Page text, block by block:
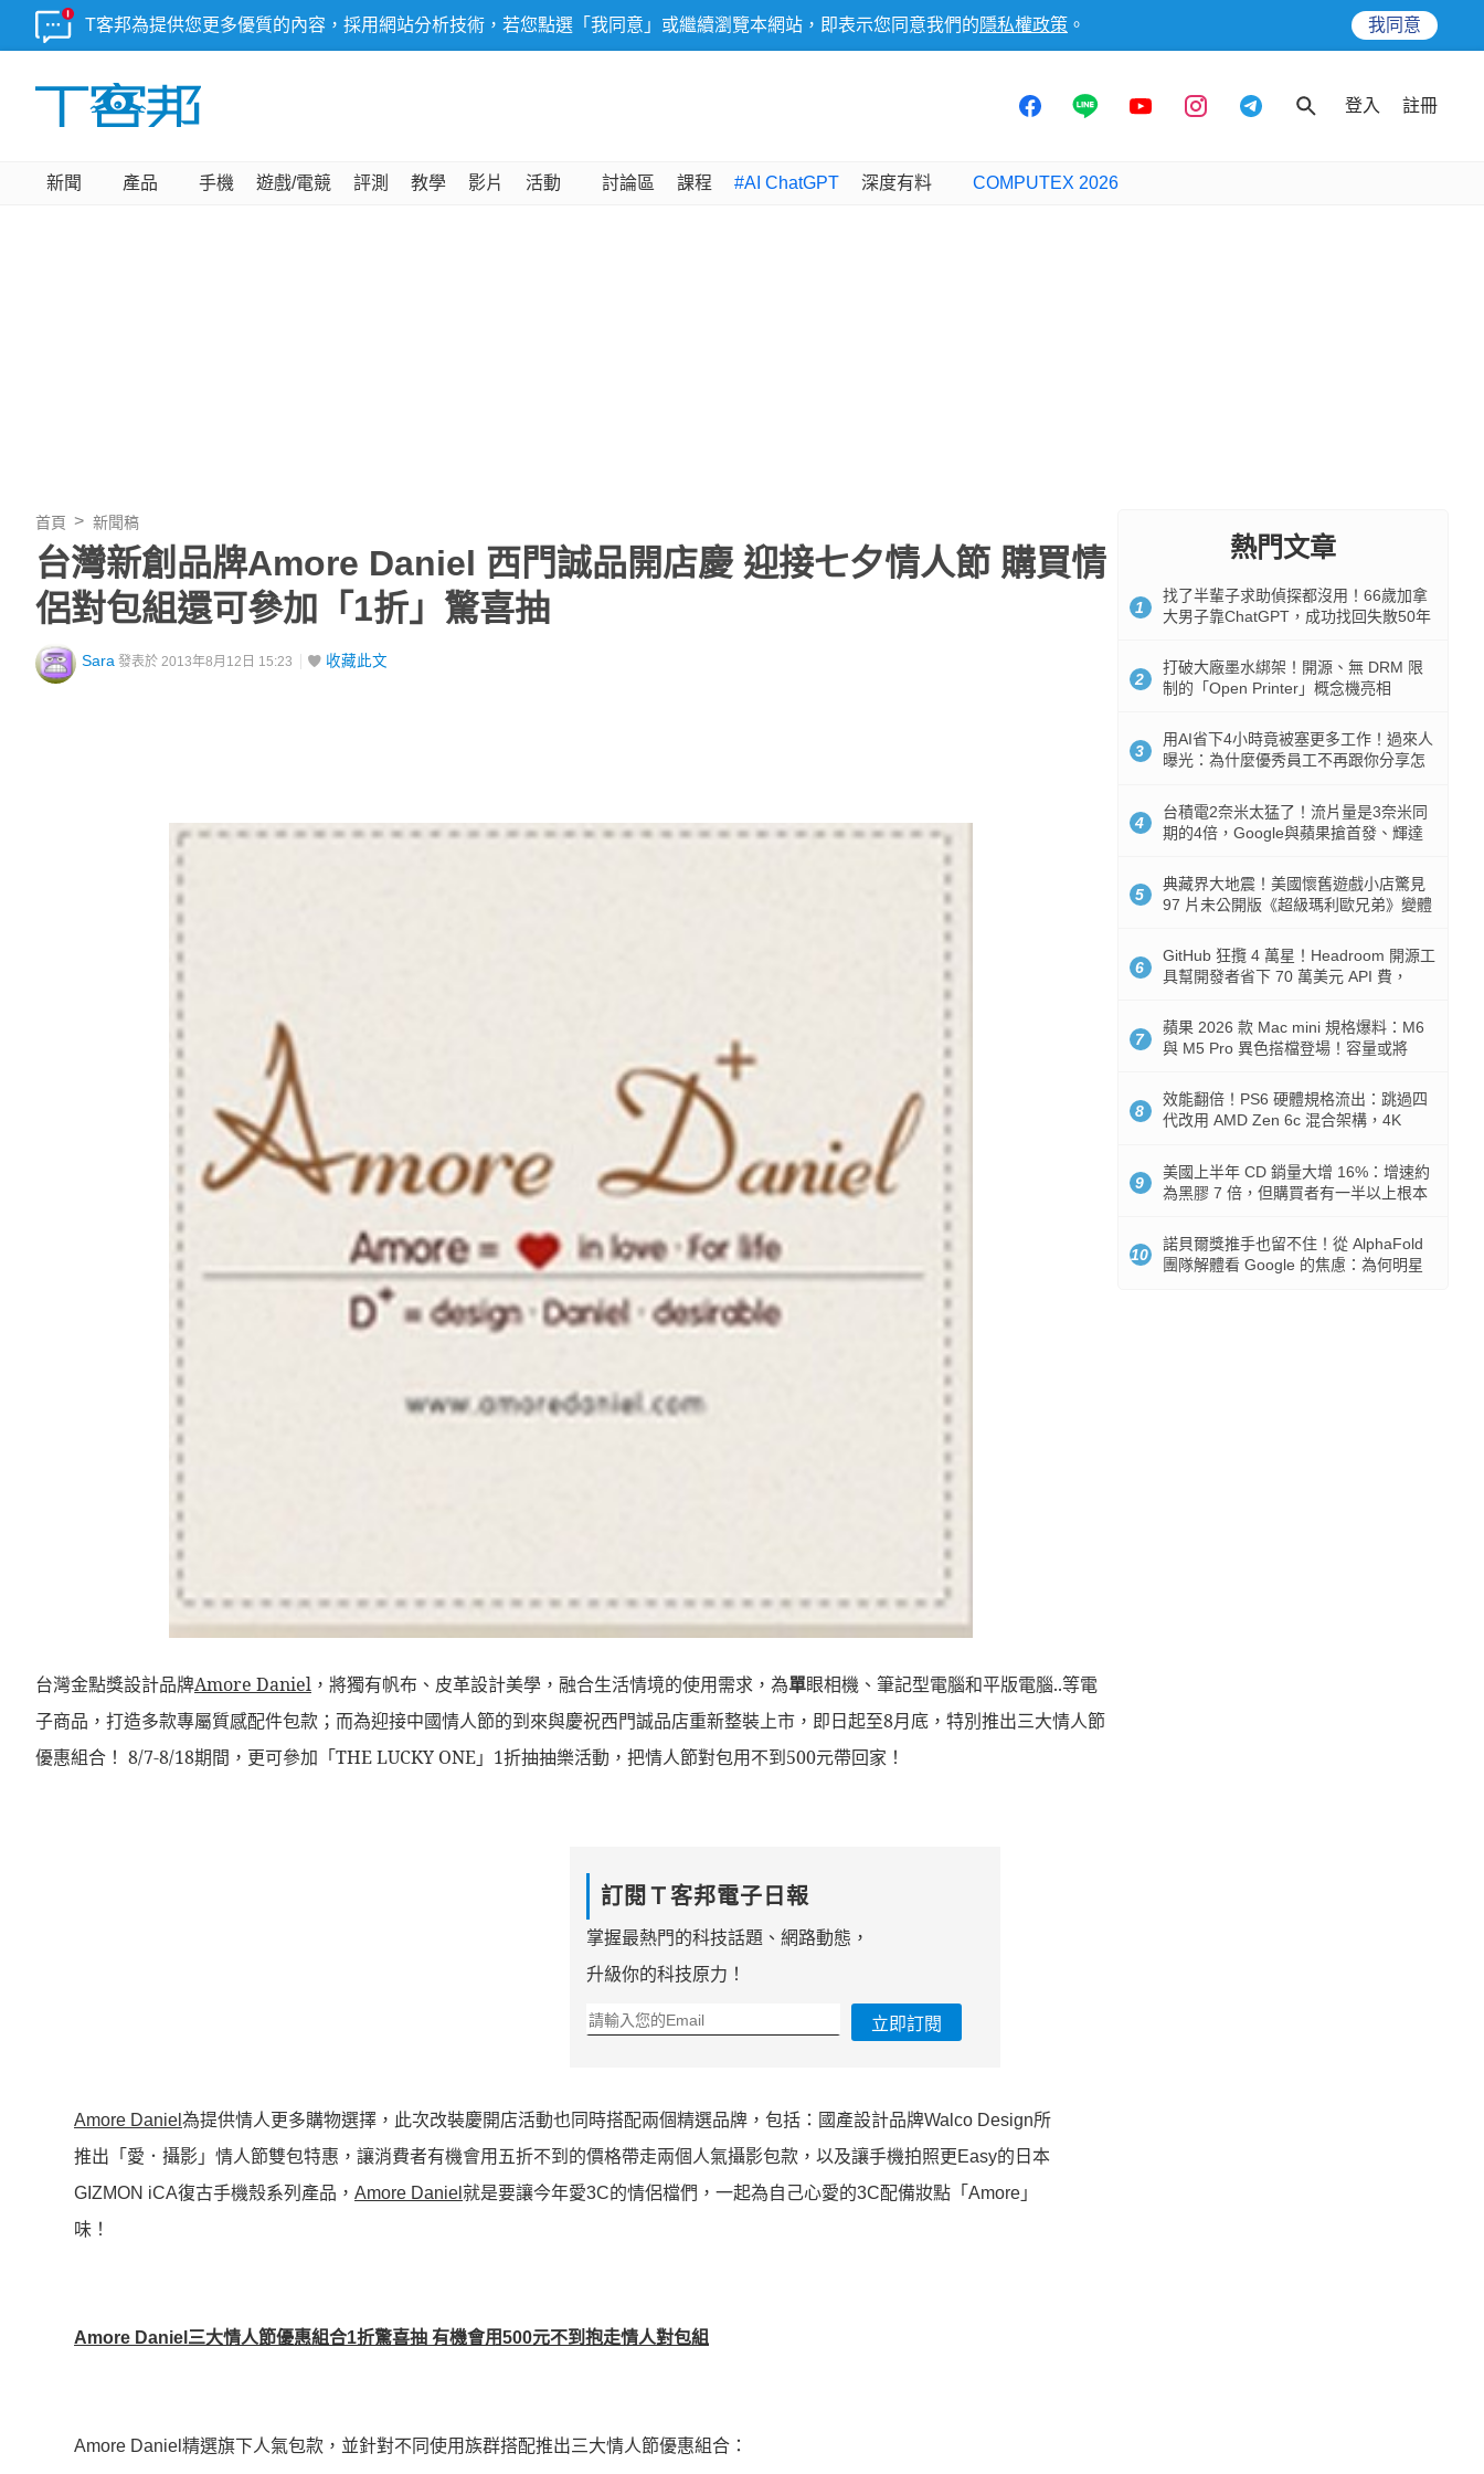
T客邦為提供您更多優質的內容，採用網站分析技術，若您點選「我同意」或繼續瀏覽本網站，即表示您同意我們的 隱私權政策 。 我同意
登入 註冊
新聞 產品 手機 遊戲/電競 評測 教學 影片 活動 討論區 課程 #AI ChatGPT 深度有料 COMPUTEX 2026
首頁 新聞稿
台灣新創品牌Amore Daniel 西門誠品開店慶 迎接七夕情人節 購買情
侶對包組還可參加「1折」驚喜抽
Sara 發表於 2013年8月12日 15:23 收藏此文
台灣金點獎設計品牌Amore Daniel ，將獨有帆布、皮革設計美學，融合生活情境的使用需求，為單眼相機、筆記型電腦和平版電腦..等電
子商品，打造多款專屬質感配件包款；而為迎接中國情人節的到來與慶祝西門誠品店重新整裝上市，即日起至8月底，特別推出三大情人節
優惠組合！ 8/7-8/18期間，更可參加「THE LUCKY ONE」 1折抽抽樂活動，把情人節對包用不到500元帶回家！
訂閱Ｔ客邦電子日報
掌握最熱門的科技話題、網路動態，
升級你的科技原力！
立即訂閱
Amore Daniel 為提供情人更多購物選擇，此次改裝慶開店活動也同時搭配兩個精選品牌，包括：國產設計品牌Walco Design所
推出「愛．攝影」情人節雙包特惠，讓消費者有機會用五折不到的價格帶走兩個人氣攝影包款，以及讓手機拍照更Easy的日本
GIZMON iCA復古手機殼系列產品， Amore Daniel 就是要讓今年愛3C的情侶檔們，一起為自己心愛的3C配備妝點「Amore」
味！
Amore Daniel 三大情人節優惠組合1折驚喜抽 有機會用500元不到抱走情人對包組
Amore Daniel精選旗下人氣包款，並針對不同使用族群搭配推出三大情人節優惠組合：
熱門文章
1
找了半輩子求助偵探都沒用！66歲加拿
大男子靠ChatGPT，成功找回失散50年
2
打破大廠墨水綁架！開源、無 DRM 限
制的「Open Printer」概念機亮相
3
用AI省下4小時竟被塞更多工作！過來人
曝光：為什麼優秀員工不再跟你分享怎
4
台積電2奈米太猛了！流片量是3奈米同
期的4倍，Google與蘋果搶首發、輝達
5
典藏界大地震！美國懷舊遊戲小店驚見
97 片未公開版《超級瑪利歐兄弟》變體
6
GitHub 狂攬 4 萬星！Headroom 開源工
具幫開發者省下 70 萬美元 API 費，
7
蘋果 2026 款 Mac mini 規格爆料：M6
與 M5 Pro 異色搭檔登場！容量或將
8
效能翻倍！PS6 硬體規格流出：跳過四
代改用 AMD Zen 6c 混合架構，4K
9
美國上半年 CD 銷量大增 16%：增速約
為黑膠 7 倍，但購買者有一半以上根本
10
諾貝爾獎推手也留不住！從 AlphaFold
團隊解體看 Google 的焦慮：為何明星